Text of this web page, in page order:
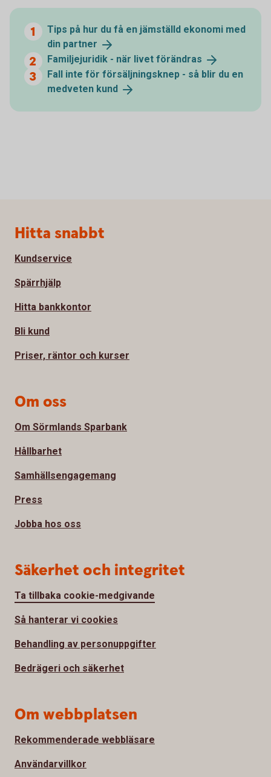
Tips på hur du få en jämställd ekonomi med
din partner
Familjejuridik - när livet förändras
Fall inte för försäljningsknep - så blir du en
medveten kund
Sidfot
Hitta snabbt
Kundservice
Spärrhjälp
Hitta bankkontor
Bli kund
Priser, räntor och kurser
Om oss
Om Sörmlands Sparbank
Hållbarhet
Samhällsengagemang
Press
Jobba hos oss
Säkerhet och integritet
Ta tillbaka cookie-medgivande
Så hanterar vi cookies
Behandling av personuppgifter
Bedrägeri och säkerhet
Om webbplatsen
Rekommenderade webbläsare
Användarvillkor